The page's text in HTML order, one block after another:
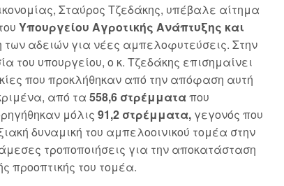
Σταύρος Τζεδάκης, υπέβαλε αίτημα
Υπουργείου Αγροτικής Ανάπτυξης και
των αδειών για νέες αμπελοφυτεύσεις. Στην
του υπουργείου, ο κ. Τζεδάκης επισημαίνει
που προκλήθηκαν από την απόφαση αυτή
από τα558,6 στρέμματαπου
μόλις91,2 στρέμματα, γεγονός που
δυναμική του αμπελοοινικού τομέα στην
τροποποιήσεις για την αποκατάσταση
προοπτικής του τομέα.